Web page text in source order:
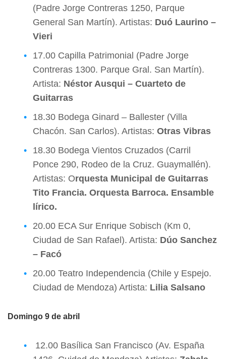
(Padre Jorge Contreras 1250, Parque
General San Martín). Artistas: Duó Laurino –
Vieri
17.00 Capilla Patrimonial (Padre Jorge
Contreras 1300. Parque Gral. San Martín).
Artista: Néstor Ausqui – Cuarteto de
Guitarras
18.30 Bodega Ginard – Ballester (Villa
Chacón. San Carlos). Artistas: Otras Vibras
18.30 Bodega Vientos Cruzados (Carril
Ponce 290, Rodeo de la Cruz. Guaymallén).
Artistas: Orquesta Municipal de Guitarras
Tito Francia. Orquesta Barroca. Ensamble
lírico.
20.00 ECA Sur Enrique Sobisch (Km 0,
Ciudad de San Rafael). Artista: Dúo Sanchez
– Facó
20.00 Teatro Independencia (Chile y Espejo.
Ciudad de Mendoza) Artista: Lilia Salsano
Domingo 9 de abril
12.00 Basílica San Francisco (Av. España